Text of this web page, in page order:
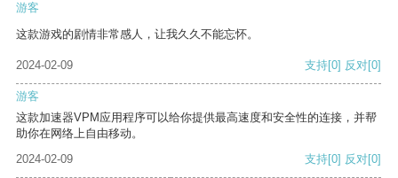
游客
这款游戏的剧情非常感人，让我久久不能忘怀。
2024-02-09 支持[0] 反对[0]
游客
这款加速器VPM应用程序可以给你提供最高速度和安全性的连接，并帮
助你在网络上自由移动。
2024-02-09
支持[0] 反对[0]